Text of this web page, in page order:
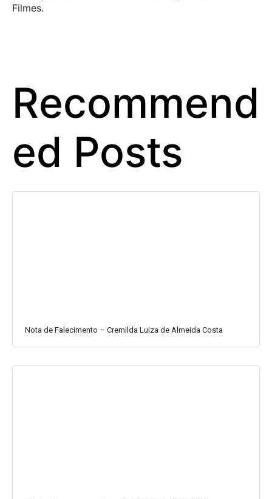
Filmes.
Recommend
ed Posts
Nota de Falecimento – Cremilda Luiza de Almeida Costa